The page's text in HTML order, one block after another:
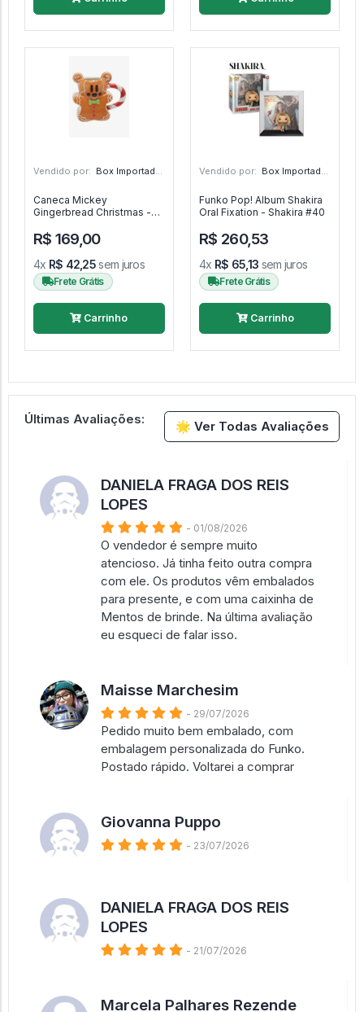
Vendido por: Box Importado - SP
Caneca Mickey
Gingerbread Christmas -
R$ 169,00
4x R$ 42,25sem juros
Frete Grátis
Carrinho
Vendido por: Box Importado - SP
Funko Pop! Album Shakira
Oral Fixation - Shakira #40
R$ 260,53
4x R$ 65,13 sem juros
Frete Grátis
Carrinho
🌟 Ver Todas Avaliações
Últimas Avaliações:
DANIELA FRAGA DOS REIS
LOPES
- 01/08/2026
O vendedor é sempre muito
atencioso. Já tinha feito outra compra
com ele. Os produtos vêm embalados
para presente, e com uma caixinha de
Mentos de brinde. Na última avaliação
eu esqueci de falar isso.
Maisse Marchesim
- 29/07/2026
Pedido muito bem embalado, com
embalagem personalizada do Funko.
Postado rápido. Voltarei a comprar
Giovanna Puppo
- 23/07/2026
DANIELA FRAGA DOS REIS
LOPES
- 21/07/2026
Marcela Palhares Rezende